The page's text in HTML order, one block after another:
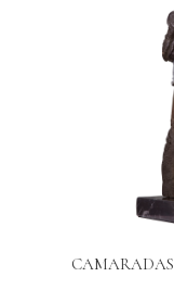
CAMARADAS